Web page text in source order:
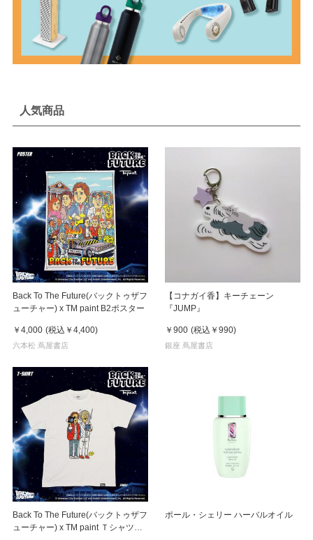
人気商品
Back To The Future(バックトゥザフ
ューチャー) x TM paint B2ポスター
￥4,000 (税込 ￥4,400)
六本松 蔦屋書店
【コナガイ香】キーチェーン
『JUMP』
￥900 (税込 ￥990)
銀座 蔦屋書店
Back To The Future(バックトゥザフ
ューチャー) x TM paint Ｔシャツ
ポール・シェリー ハーバルオイル